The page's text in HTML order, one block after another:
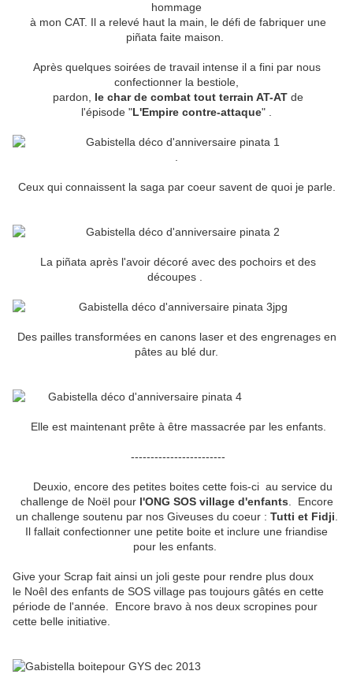
hommage
à mon CAT. Il a relevé haut la main, le défi de fabriquer une
piñata faite maison.
Après quelques soirées de travail intense il a fini par nous
confectionner la bestiole,
pardon, le char de combat tout terrain AT-AT de
l'épisode "L'Empire contre-attaque" .
.
Ceux qui connaissent la saga par coeur savent de quoi je parle.
La piñata après l'avoir décoré avec des pochoirs et des
découpes .
Des pailles transformées en canons laser et des engrenages en
pâtes au blé dur.
Elle est maintenant prête à être massacrée par les enfants.
------------------------
Deuxio, encore des petites boites cette fois-ci au service du
challenge de Noël pour l'ONG SOS village d'enfants. Encore
un challenge soutenu par nos Giveuses du coeur : Tutti et Fidji.
Il fallait confectionner une petite boite et inclure une friandise
pour les enfants.
Give your Scrap fait ainsi un joli geste pour rendre plus doux
le Noêl des enfants de SOS village pas toujours gâtés en cette
période de l'année. Encore bravo à nos deux scropines pour
cette belle initiative.